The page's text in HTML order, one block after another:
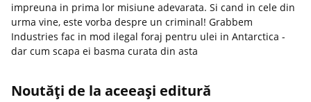
impreuna in prima lor misiune adevarata. Si cand in cele din
urma vine, este vorba despre un criminal! Grabbem
Industries fac in mod ilegal foraj pentru ulei in Antarctica -
dar cum scapa ei basma curata din asta
Noutăți de la aceeași editură